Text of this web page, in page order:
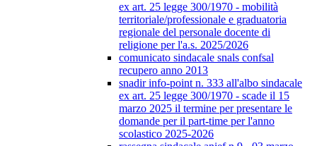
ex art. 25 legge 300/1970 - mobilità
territoriale/professionale e graduatoria
regionale del personale docente di
religione per l'a.s. 2025/2026
comunicato sindacale snals confsal
recupero anno 2013
snadir info-point n. 333 all'albo sindacale
ex art. 25 legge 300/1970 - scade il 15
marzo 2025 il termine per presentare le
domande per il part-time per l'anno
scolastico 2025-2026